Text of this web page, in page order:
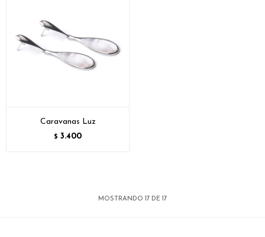
Caravanas Luz
$ 3.400
MOSTRANDO 17 DE 17